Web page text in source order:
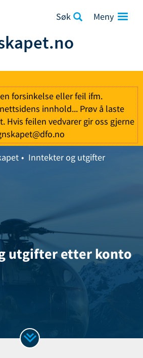
Søk
forsinkelse eller feil ifm.
innhold... Prøv å laste
Hvis feilen vedvarer gir oss gjerne
Inntekter og utgifter
utgifter etter konto